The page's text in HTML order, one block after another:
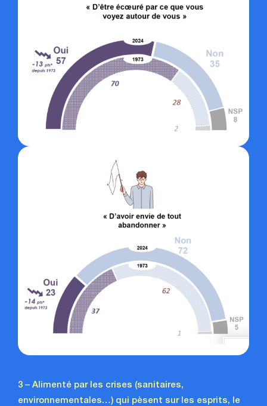
3 – Alimenté par les crises (sanitaires,
environnementales…) qui pèsent sur les esprits, le